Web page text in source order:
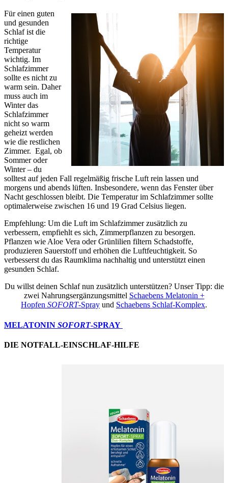
Für einen guten
und gesunden
Schlaf ist die
richtige
Temperatur
wichtig. Im
Schlafzimmer
sollte es nicht zu
warm sein. Daher
muss auch im
Winter das
Schlafzimmer
nicht so warm
geheizt werden
wie die restlichen
Zimmer. Egal, ob
Sommer oder
Winter – du
solltest auf jeden Fall regelmäßig frische Luft rein lassen und
morgens und abends lüften. Insbesondere, wenn das Fenster über
Nacht geschlossen bleibt. Die Temperatur im Schlafzimmer sollte
optimalerweise zwischen 16 und 19 Grad Celsius liegen.
Empfehlung: Um die Luft im Schlafzimmer zusätzlich zu
verbessern, empfiehlt es sich, Zimmerpflanzen zu besorgen.
Pflanzen wie Aloe Vera oder Grünlilien filtern Schadstoffe,
produzieren Sauerstoff und erhöhen die Luftfeuchtigkeit. So
verbesserst du das Raumklima nachhaltig und unterstützt einen
gesunden Schlaf.
Du willst deinen Schlaf nun zusätzlich unterstützen? Unser Tipp: die
zwei Nahrungsergänzungsmittel Schaebens Melatonin +
Hopfen SOFORT-Spray und Schaebens Schlaf-Komplex.
MELATONIN SOFORT-SPRAY
DIE NOTFALL-EINSCHLAF-HILFE